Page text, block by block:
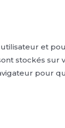
et
stockés
pour